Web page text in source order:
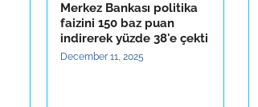
Merkez Bankası politika
faizini 150 baz puan
indirerek yüzde 38'e çekti
December 11, 2025